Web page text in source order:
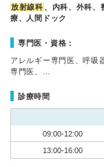
放射線科 、内科、外科、
療、人間ドック
専門医・資格：
アレルギー専門医、呼吸
専門医、…
診療時間
09:00-12:00
13:00-16:00